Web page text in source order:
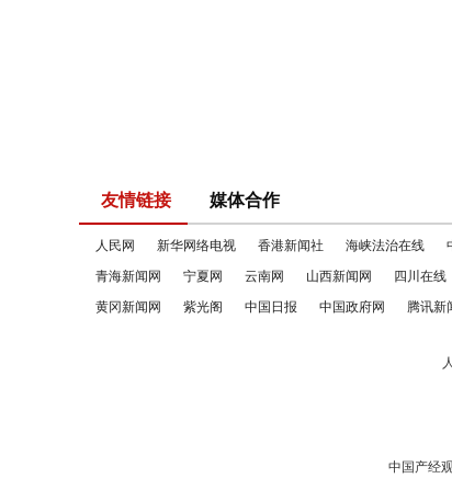
友情链接 媒体合作
人民网 新华网络电视 香港新闻社 海峡法治在线
青海新闻网
宁夏网 云南网 山西新闻网 四川在线
黄冈新闻网
紫光阁 中国日报 中国政府网 腾讯新
中国产经